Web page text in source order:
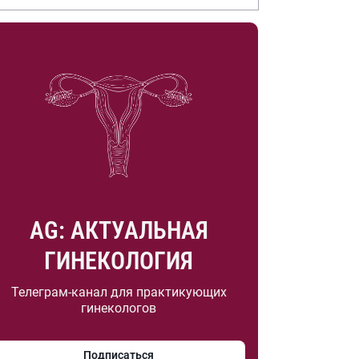
AG: АКТУАЛЬНАЯ
ГИНЕКОЛОГИЯ
Телеграм-канал для практикующих
гинекологов
Подписаться